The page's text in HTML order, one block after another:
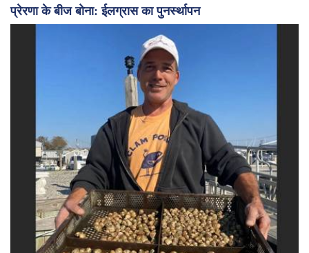
प्रेरणा के बीज बोना: ईलग्रास का पुनर्स्थापन